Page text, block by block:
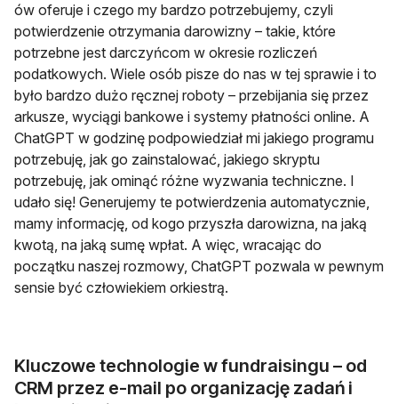
ów oferuje i czego my bardzo potrzebujemy, czyli
potwierdzenie otrzymania darowizny – takie, które
potrzebne jest darczyńcom w okresie rozliczeń
podatkowych. Wiele osób pisze do nas w tej sprawie i to
było bardzo dużo ręcznej roboty – przebijania się przez
arkusze, wyciągi bankowe i systemy płatności online. A
ChatGPT w godzinę podpowiedział mi jakiego programu
potrzebuję, jak go zainstalować, jakiego skryptu
potrzebuję, jak ominąć różne wyzwania techniczne. I
udało się! Generujemy te potwierdzenia automatycznie,
mamy informację, od kogo przyszła darowizna, na jaką
kwotą, na jaką sumę wpłat. A więc, wracając do
początku naszej rozmowy, ChatGPT pozwala w pewnym
sensie być człowiekiem orkiestrą.
Kluczowe technologie w fundraisingu – od
CRM przez e-mail po organizację zadań i